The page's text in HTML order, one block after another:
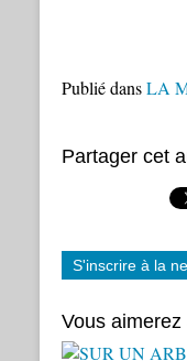
Publié dansLA
Partager cet
S'inscrire à la
Vous aimerez